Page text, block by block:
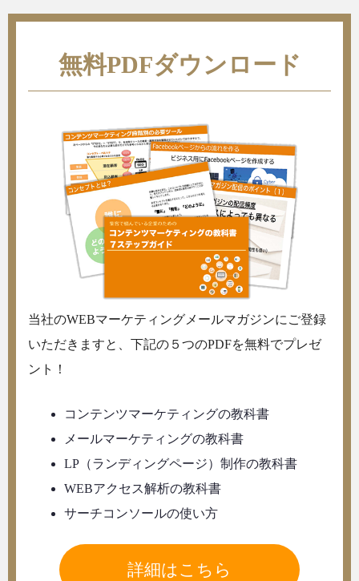
無料PDFダウンロード
当社のWEBマーケティングメールマガジンにご登録
いただきますと、下記の５つのPDFを無料でプレゼ
ント！
コンテンツマーケティングの教科書
メールマーケティングの教科書
LP（ランディングページ）制作の教科書
WEBアクセス解析の教科書
サーチコンソールの使い方
詳細はこちら